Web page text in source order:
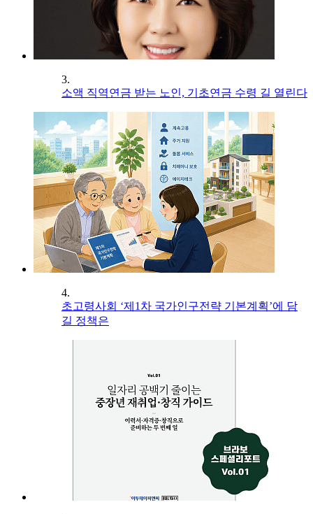
3.
소액 직역연금 받는 노인, 기초연금 수령 길 열린다
4.
초고령사회 ‘제1차 국가인구전략 기본계획’에 담
길 정책은